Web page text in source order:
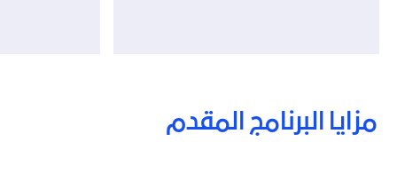
مزايا البرنامج المقدم